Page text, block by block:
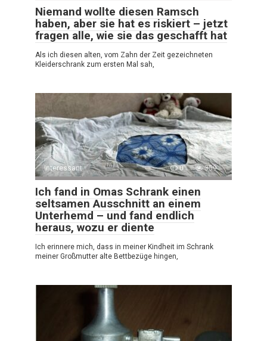
Niemand wollte diesen Ramsch
haben, aber sie hat es riskiert – jetzt
fragen alle, wie sie das geschafft hat
Als ich diesen alten, vom Zahn der Zeit gezeichneten
Kleiderschrank zum ersten Mal sah,
Interessant 0 359
Ich fand in Omas Schrank einen
seltsamen Ausschnitt an einem
Unterhemd – und fand endlich
heraus, wozu er diente
Ich erinnere mich, dass in meiner Kindheit im Schrank
meiner Großmutter alte Bettbezüge hingen,